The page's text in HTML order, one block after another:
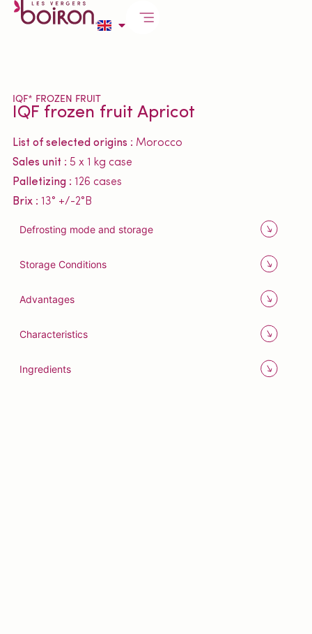
IQF* FROZEN FRUIT
IQF frozen fruit Apricot
List of selected origins : Morocco
Sales unit : 5 x 1 kg case
Palletizing : 126 cases
Brix : 13° +/-2°B
Defrosting mode and storage
Storage Conditions
Advantages
Characteristics
Ingredients